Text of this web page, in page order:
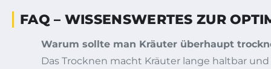
FAQ – WISSENSWERTES ZUR
Warum sollte man Kräuter überhaupt
Das Trocknen macht Kräuter lange haltbar